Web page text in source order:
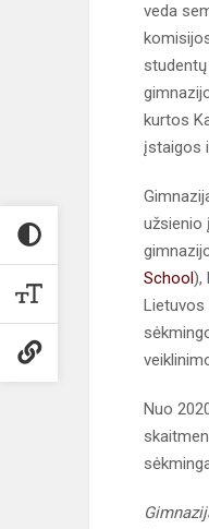
veda
kurtos
įstaigos
užsienio
School ),
Nuo